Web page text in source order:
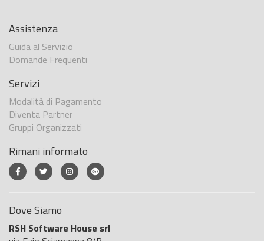
Assistenza
Guida al Servizio
Domande Frequenti
Servizi
Modalità di Pagamento
Diventa Partner
Gruppi Organizzati
Rimani informato
Dove Siamo
RSH Software House srl